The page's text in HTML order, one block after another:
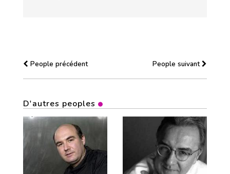
People précédent People suivant
D'autres peoples